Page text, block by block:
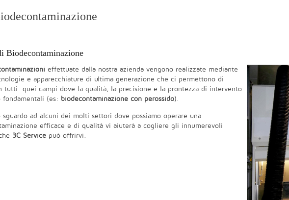
Biodecontaminazione
effettuate dalla nostra azienda vengono realizzate mediante
e apparecchiature di ultima generazione che ci permettono di
tutti quei campi dove la qualità, la precisione e la prontezza di intervento
fondamentali (es: biodecontaminazione con perossido).
sguardo ad alcuni dei molti settori dove possiamo operare una
efficace e di qualità vi aiuterà a cogliere gli innumerevoli
3C Service può offrirvi.